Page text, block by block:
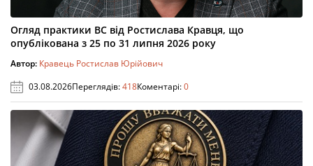
Огляд практики ВС від Ростислава Кравця, що
опублікована з 25 по 31 липня 2026 року
Автор: Кравець Ростислав Юрійович
03.08.2026Переглядів:418Коментарі:0